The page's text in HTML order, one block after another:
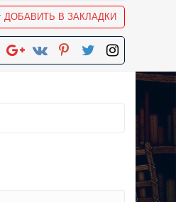
ДОБАВИТЬ В ЗАКЛАДКИ